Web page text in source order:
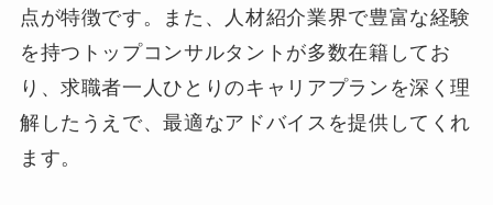
点が特徴です。また、人材紹介業界で豊富な経験
を持つトップコンサルタントが多数在籍してお
り、求職者一人ひとりのキャリアプランを深く理
解したうえで、最適なアドバイスを提供してくれ
ます。